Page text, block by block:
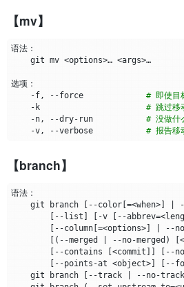
【mv】
    git mv <options>…​ <args>…​
    -f, --force
# 即使目
    -k
# 跳过移
    -n, --dry-run
# 没做什
    -v, --verbose
# 报告移
【branch】
    git branch
--color[=<when>]
--list -v --abbrev=
--column[=<options>] --
[( --merged --no-merged )
--contains <commit --
--points-at <object>] --
    git branch
--track --no-track